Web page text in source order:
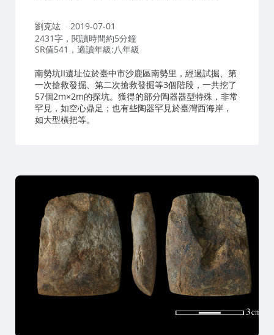
作
者：
劉克竑
2019-07-01
2431字，閱讀時間約5分鐘
SR值541，適讀年級:八年級
南勢坑II遺址位於臺中市沙鹿區南勢里，經過試掘、第
一次搶救發掘、第二次搶救發掘等3個階段，一共挖了
57個2m×2m的探坑。獲得的部分陶器器型特殊，非常
罕見，如空心鼎足；也有些陶器罕見於臺灣西海岸，
如大型橫把等。